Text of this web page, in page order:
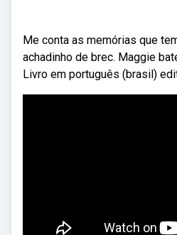
Me conta as memórias que
achadinho de brec. Maggie
Livro em português (brasil)